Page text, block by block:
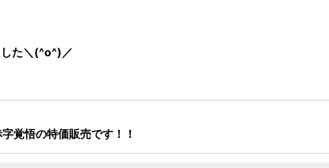
た＼(^o^)／
覚悟の特価販売です！！